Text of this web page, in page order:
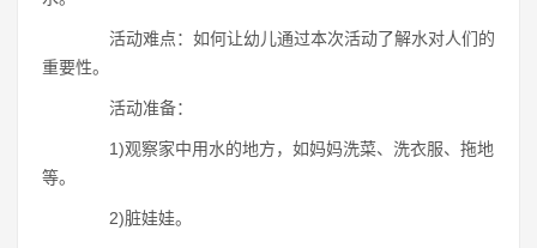
活动难点：如何让幼儿通过本次活动了解水对人们的
重要性。
活动准备：
1)观察家中用水的地方，如妈妈洗菜、洗衣服、拖地
等。
2)脏娃娃。